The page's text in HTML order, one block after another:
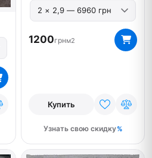
1200грнм2
Купить
Узнать свою скидку